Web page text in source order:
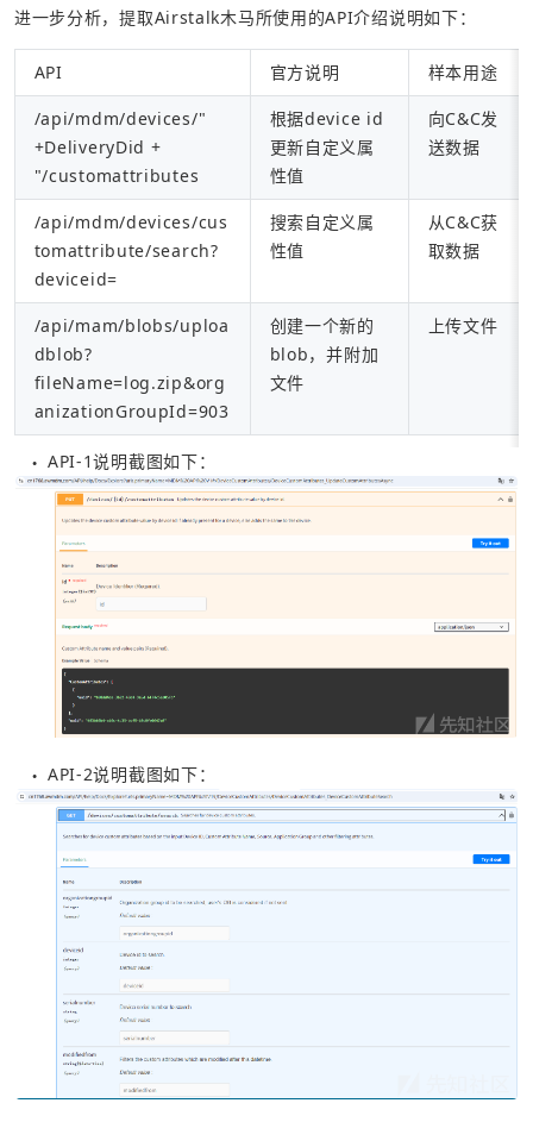
进一步分析，提取Airstalk木马所使用的API介绍说明如下：
API 官方说明 样本用途
/api/mdm/devices/"
+DeliveryDid +
"/customattributes
根据device id
更新自定义属
性值
向C&C发
送数据
/api/mdm/devices/cus
tomattribute/search?
deviceid=
搜索自定义属
性值
从C&C获
取数据
/api/mam/blobs/uploa
dblob?
fileName=log.zip&org
anizationGroupId=903
创建一个新的
blob，并附加
文件
上传文件
● API-1说明截图如下：
● API-2说明截图如下：